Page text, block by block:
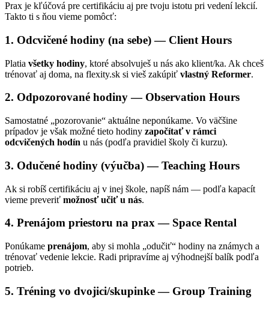
Prax je kľúčová pre certifikáciu aj pre tvoju istotu pri vedení lekcií.
Takto ti s ňou vieme pomôcť:
1. Odcvičené hodiny (na sebe) — Client Hours
Platia všetky hodiny, ktoré absolvuješ u nás ako klient/ka. Ak chceš
trénovať aj doma, na flexity.sk si vieš zakúpiť vlastný Reformer.
2. Odpozorované hodiny — Observation Hours
Samostatné „pozorovanie“ aktuálne neponúkame. Vo väčšine
prípadov je však možné tieto hodiny započítať v rámci
odcvičených hodín u nás (podľa pravidiel školy či kurzu).
3. Odučené hodiny (výučba) — Teaching Hours
Ak si robíš certifikáciu aj v inej škole, napíš nám — podľa kapacít
vieme preveriť možnosť učiť u nás.
4. Prenájom priestoru na prax — Space Rental
Ponúkame prenájom, aby si mohla „odučiť“ hodiny na známych a
trénovať vedenie lekcie. Radi pripravíme aj výhodnejší balík podľa
potrieb.
5. Tréning vo dvojici/skupinke — Group Training